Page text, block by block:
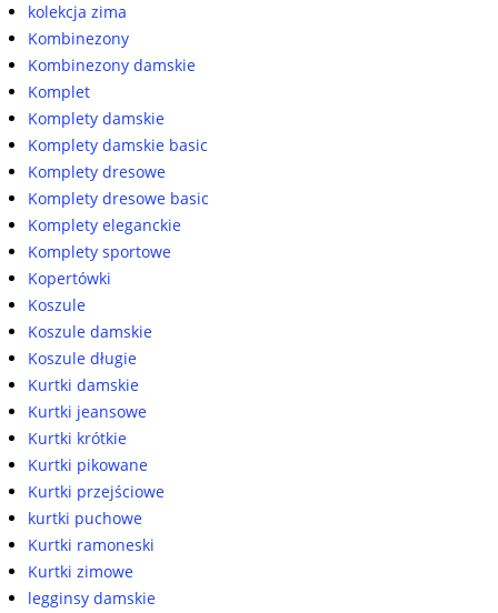
kolekcja zima
Kombinezony
Kombinezony damskie
Komplet
Komplety damskie
Komplety damskie basic
Komplety dresowe
Komplety dresowe basic
Komplety eleganckie
Komplety sportowe
Kopertówki
Koszule
Koszule damskie
Koszule długie
Kurtki damskie
Kurtki jeansowe
Kurtki krótkie
Kurtki pikowane
Kurtki przejściowe
kurtki puchowe
Kurtki ramoneski
Kurtki zimowe
legginsy damskie